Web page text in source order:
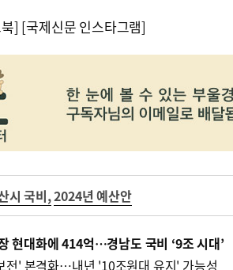
] [국제신문 인스타그램]
시 국비,2024년 예산안
현대화에 414억…경남도 국비 ‘9조 시대’
전' 본격화…내년 '10조원대 유지' 가능성